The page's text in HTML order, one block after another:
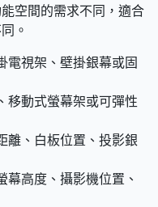
空間的需求不同，適合
。
電視架、壁掛銀幕或固
移動式螢幕架或可彈性
離、白板位置、投影銀
幕高度、攝影機位置、